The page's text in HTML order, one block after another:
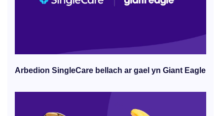
Arbedion SingleCare bellach ar gael yn Giant Eagle